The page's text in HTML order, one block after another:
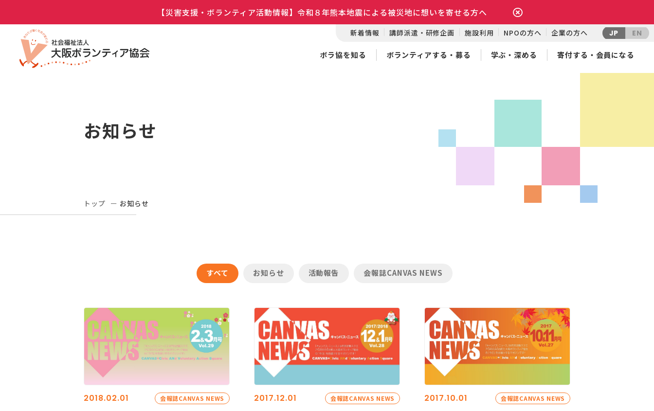
【災害支援・ボランティア活動情報】令和８年熊本地震による被災地に想いを寄せる方へ
新着情報 講師派遣・研修企画 施設利用 NPOの方へ 企業の方へ JP EN
ボラ協を知る ボランティアする・募る 学ぶ・深める 寄付する・会員になる
お知らせ
トップ お知らせ
すべて お知らせ 活動報告 会報誌CANVAS NEWS
2018.02.01 会報誌CANVAS NEWS 2017.12.01 会報誌CANVAS NEWS 2017.10.01 会報誌CANVAS NEWS